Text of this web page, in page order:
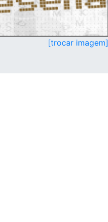
[trocar imagem]